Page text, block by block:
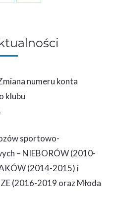
numeru konta
klubu
sportowo-
– NIEBORÓW (2010-
(2014-2015) i
(2016-2019 oraz Młoda